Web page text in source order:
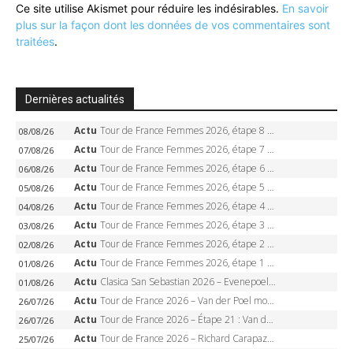
Ce site utilise Akismet pour réduire les indésirables. En savoir
plus sur la façon dont les données de vos commentaires sont
traitées.
Dernières actualités
08/08/26 Actu Tour de France Femmes 2026, étape 8 – Demi Vollering gagne à Nice, reprend le jaune, Niewiadoma à 8 secondes
07/08/26 Actu Tour de France Femmes 2026, étape 7 – Kasia Niewiadoma gagne le Ventoux, maillot jaune, Reusser et Vollering piégées
06/08/26 Actu Tour de France Femmes 2026, étape 6 – Kim Le Court-Pienaar gagne à Tournon, Reusser en jaune
05/08/26 Actu Tour de France Femmes 2026, étape 5 – Demi Vollering gagne à Belleville, Reusser en jaune, Ferrand-Prévot coule
04/08/26 Actu Tour de France Femmes 2026, étape 4 – Marlen Reusser écrase le chrono, Ferrand-Prévot en crise
03/08/26 Actu Tour de France Femmes 2026, étape 3 – Sigrid Haugset en solitaire, 88 km d’échappée, maillot jaune
02/08/26 Actu Tour de France Femmes 2026, étape 2 – Lorena Wiebes doublé à Genève, Markus héroïque, 7e record
01/08/26 Actu Tour de France Femmes 2026, étape 1 – Lorena Wiebes intouchable à Lausanne, premier maillot jaune
01/08/26 Actu Clasica San Sebastian 2026 – Evenepoel recordman, 4e victoire, Carapaz battu au sprint
26/07/26 Actu Tour de France 2026 – Van der Poel monumental à Paris, Pogacar égale le record des cinq sacres
26/07/26 Actu Tour de France 2026 – Étape 21 : Van der Poel, Pogacar, qui succédera à Wout van Aert sur les Champs-Elysées ?
25/07/26 Actu Tour de France 2026 – Richard Carapaz roi des Alpes, doublé et maillot à pois, Seixas perd le podium